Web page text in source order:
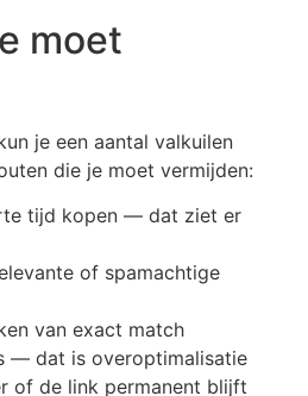
moet
je een aantal valkuilen
die je moet vermijden:
tijd kopen — dat ziet er
of spamachtige
van exact match
— dat is overoptimalisatie
of de link permanent blijft